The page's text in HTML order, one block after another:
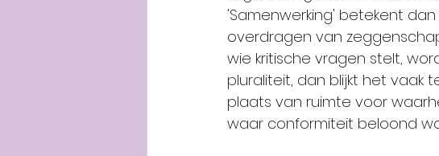
'Samenwerking' betekent
overdragen van
wie kritische vragen stelt,
pluraliteit, dan blijkt het vaak
plaats van ruimte voor
waar conformiteit beloond